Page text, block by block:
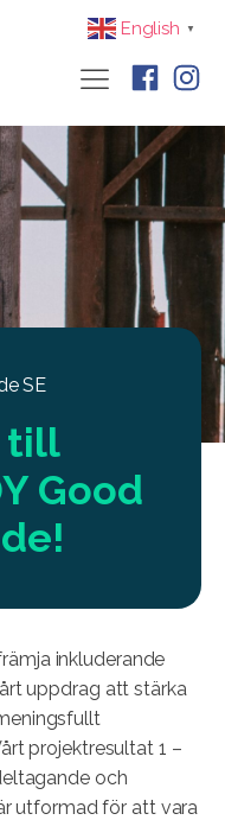
English ▼
SE
till
Good
inkluderande
uppdrag att stärka
projektresultat 1 –
och
utformad för att vara